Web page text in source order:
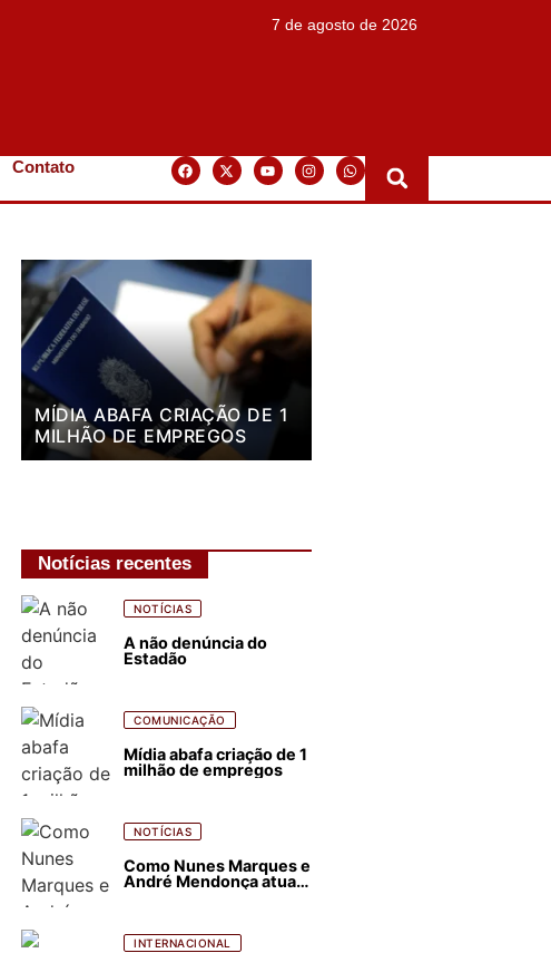
7 de agosto de 2026
Contato
MÍDIA ABAFA CRIAÇÃO DE 1
MILHÃO DE EMPREGOS
Notícias recentes
NOTÍCIAS
A não denúncia do
Estadão
COMUNICAÇÃO
Mídia abafa criação de 1
milhão de empregos
NOTÍCIAS
Como Nunes Marques e
André Mendonça atuam
INTERNACIONAL